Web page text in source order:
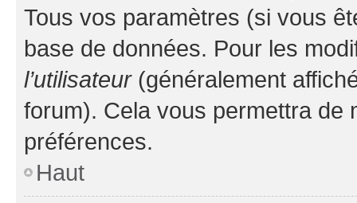
Tous vos paramètres (si vous
base de données. Pour les
l’utilisateur(généralement
forum). Cela vous permettra de
préférences.
Haut